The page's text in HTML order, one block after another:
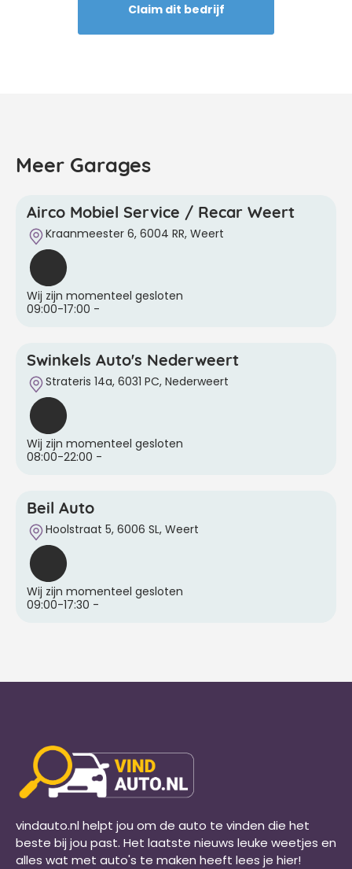
Claim dit bedrijf
Meer Garages
Airco Mobiel Service / Recar Weert
Kraanmeester 6, 6004 RR, Weert
Wij zijn momenteel gesloten
09:00-17:00 -
Swinkels Auto's Nederweert
Strateris 14a, 6031 PC, Nederweert
Wij zijn momenteel gesloten
08:00-22:00 -
Beil Auto
Hoolstraat 5, 6006 SL, Weert
Wij zijn momenteel gesloten
09:00-17:30 -
vindauto.nl helpt jou om de auto te vinden die het
beste bij jou past. Het laatste nieuws leuke weetjes en
alles wat met auto's te maken heeft lees je hier!